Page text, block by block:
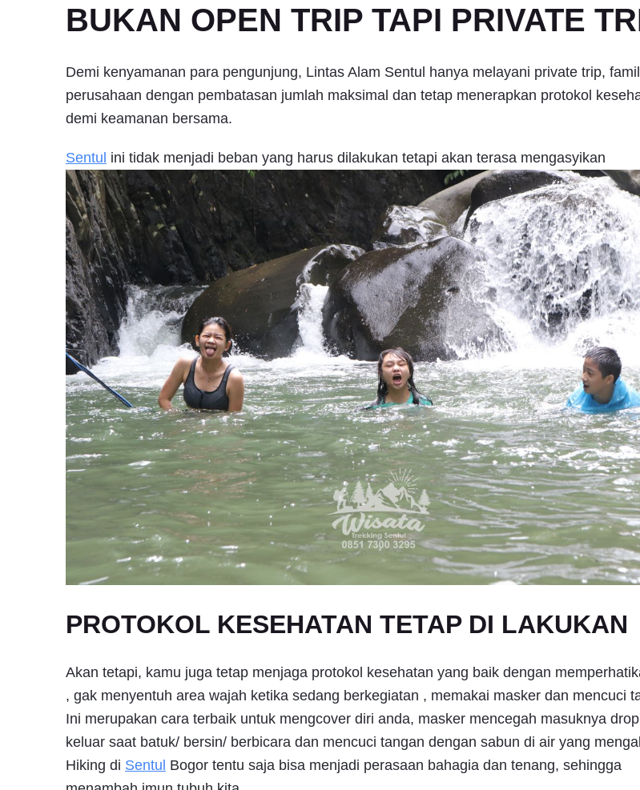
BUKAN OPEN TRIP TAPI PRIVATE
Demi kenyamanan para pengunjung, Lintas Alam Sentul hanya melayani private trip,
perusahaan dengan pembatasan jumlah maksimal dan tetap menerapkan protokol
demi keamanan bersama.
Sentul ini tidak menjadi beban yang harus dilakukan tetapi akan terasa mengasyikan
PROTOKOL KESEHATAN TETAP DI LAKUKAN
Akan tetapi, kamu juga tetap menjaga protokol kesehatan yang baik dengan
, gak menyentuh area wajah ketika sedang berkegiatan , memakai masker dan mencuci
Ini merupakan cara terbaik untuk mengcover diri anda, masker mencegah masuknya
keluar saat batuk/ bersin/ berbicara dan mencuci tangan dengan sabun di air yang
Hiking di Sentul Bogor tentu saja bisa menjadi perasaan bahagia dan tenang, sehingga